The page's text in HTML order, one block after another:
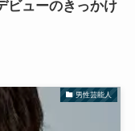
ビューのきっかけ
男性芸能人